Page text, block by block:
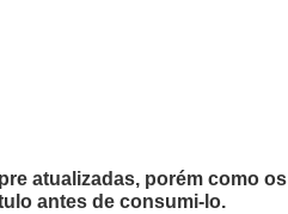
atualizadas, porém como os
antes de consumi-lo.